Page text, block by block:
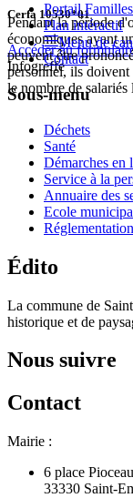
Cerfa 10530*01
Accéder au
Infogreffe
Pendant la période
économiques ayant
peuvent être
personnel, ils
le nombre de
Portail Familles
Plan intéractif
Menu de
Contact
Sous-menu
Déchets
Santé
Démarches en
Service à la
Annuaire des
Ecole
Édito
La commune de
historique et de
Nous suivre
Contact
Mairie :
6 place Pioceau
33330 Saint-